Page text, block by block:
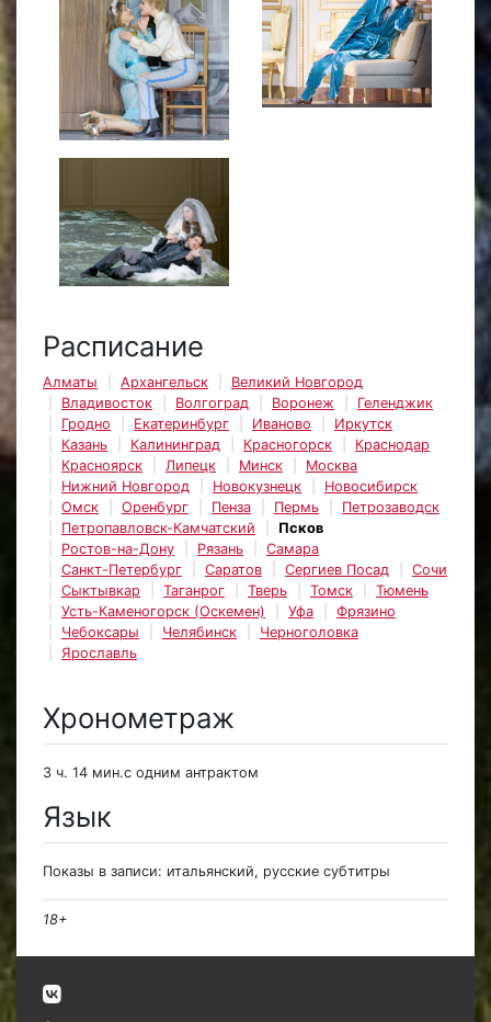
Расписание
Алматы Архангельск
Великий Новгород
Владивосток
Волгоград Воронеж
Геленджик
Гродно
Екатеринбург Иваново
Иркутск
Казань
Калининград Красногорск
Краснодар
Красноярск
Липецк Минск
Москва
Нижний Новгород
Новокузнецк
Новосибирск
Омск
Оренбург Пенза Пермь
Петрозаводск
Петропавловск-Камчатский
Псков
Ростов-на-Дону
Рязань
Самара
Санкт-Петербург
Саратов Сергиев Посад
Сочи
Сыктывкар
Таганрог Тверь Томск
Тюмень
Усть-Каменогорск (Оскемен)
Уфа
Фрязино
Чебоксары
Челябинск
Черноголовка
Ярославль
Хронометраж
3 ч. 14 мин.с одним антрактом
Язык
Показы в записи: итальянский, русские субтитры
18+